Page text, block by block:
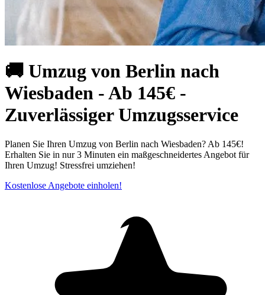
🚚 Umzug von Berlin nach
Wiesbaden - Ab 145€ -
Zuverlässiger Umzugsservice
Planen Sie Ihren Umzug von Berlin nach Wiesbaden? Ab 145€!
Erhalten Sie in nur 3 Minuten ein maßgeschneidertes Angebot für
Ihren Umzug! Stressfrei umziehen!
Kostenlose Angebote einholen!